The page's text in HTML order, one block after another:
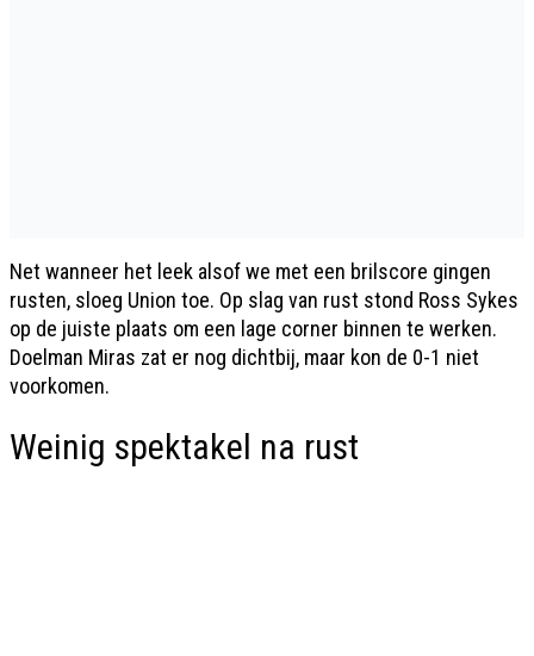
Net wanneer het leek alsof we met een brilscore gingen
rusten, sloeg Union toe. Op slag van rust stond Ross Sykes
op de juiste plaats om een lage corner binnen te werken.
Doelman Miras zat er nog dichtbij, maar kon de 0-1 niet
voorkomen.
Weinig spektakel na rust